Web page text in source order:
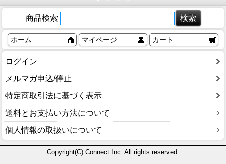
色） ～8畳
商品検索
ホーム マイページ カート
ログイン
メルマガ申込/停止
特定商取引法に基づく表示
送料とお支払い方法について
個人情報の取扱いについて
Copyright(C) Connect Inc. All rights reserved.